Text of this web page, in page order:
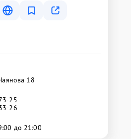
18
25
26
до 21:00